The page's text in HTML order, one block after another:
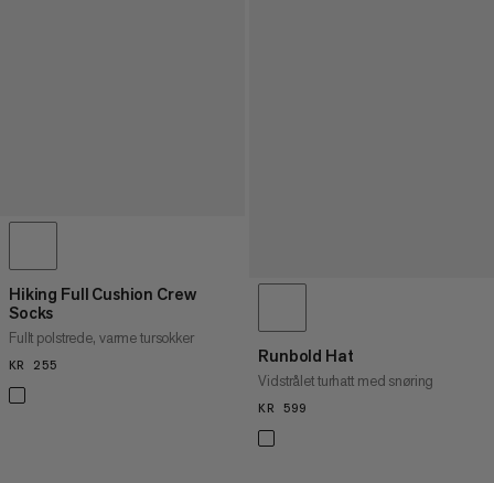
Hiking Full Cushion Crew
Socks
Fullt polstrede, varme tursokker
KR 255
Runbold Hat
Vidstrålet turhatt med snøring
KR 599